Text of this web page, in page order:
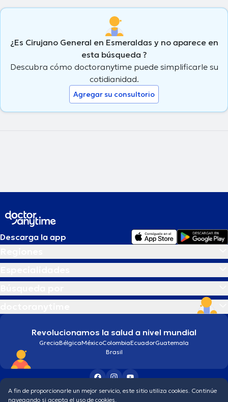
¿Es Cirujano General en Esmeraldas y no aparece en
esta búsqueda ?
Descubra cómo doctoranytime puede simplificarle su
cotidianidad.
Agregar su consultorio
Descarga la app
Revolucionamos la salud a nivel mundial
GreciaBélgicaMéxicoColombiaEcuadorGuatemala
Brasil
Condiciones generales Política de protección de los datos personales
A fin de proporcionarle un mejor servicio, este sitio utiliza cookies. Continúe
navegando si acepta el uso de cookies.